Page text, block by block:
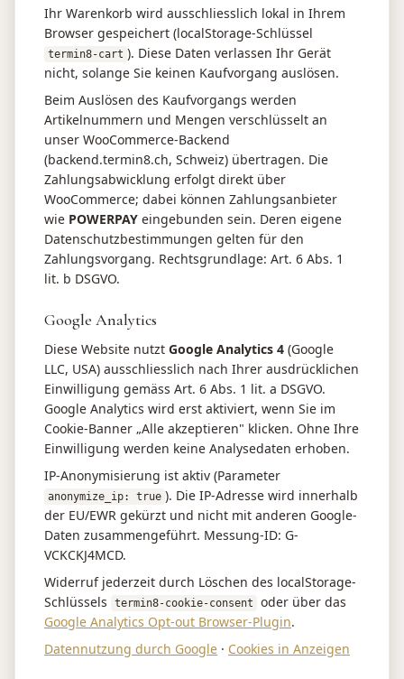
Ihr Warenkorb wird ausschliesslich lokal in Ihrem
Browser gespeichert (localStorage-Schlüssel
termin8-cart ). Diese Daten verlassen Ihr Gerät
nicht, solange Sie keinen Kaufvorgang auslösen.
Beim Auslösen des Kaufvorgangs werden
Artikelnummern und Mengen verschlüsselt an
unser WooCommerce-Backend
(backend.termin8.ch, Schweiz) übertragen. Die
Zahlungsabwicklung erfolgt direkt über
WooCommerce; dabei können Zahlungsanbieter
wie POWERPAY eingebunden sein. Deren eigene
Datenschutzbestimmungen gelten für den
Zahlungsvorgang. Rechtsgrundlage: Art. 6 Abs. 1
lit. b DSGVO.
Google Analytics
Diese Website nutzt Google Analytics 4 (Google
LLC, USA) ausschliesslich nach Ihrer ausdrücklichen
Einwilligung gemäss Art. 6 Abs. 1 lit. a DSGVO.
Google Analytics wird erst aktiviert, wenn Sie im
Cookie-Banner „Alle akzeptieren" klicken. Ohne Ihre
Einwilligung werden keine Analysedaten erhoben.
IP-Anonymisierung ist aktiv (Parameter
anonymize_ip: true ). Die IP-Adresse wird innerhalb
der EU/EWR gekürzt und nicht mit anderen Google-
Daten zusammengeführt. Messung-ID: G-
VCKCKJ4MCD.
Widerruf jederzeit durch Löschen des localStorage-
Schlüssels
termin8-cookie-consent
oder über das
Google Analytics Opt-out Browser-Plugin.
Datennutzung durch Google · Cookies in Anzeigen